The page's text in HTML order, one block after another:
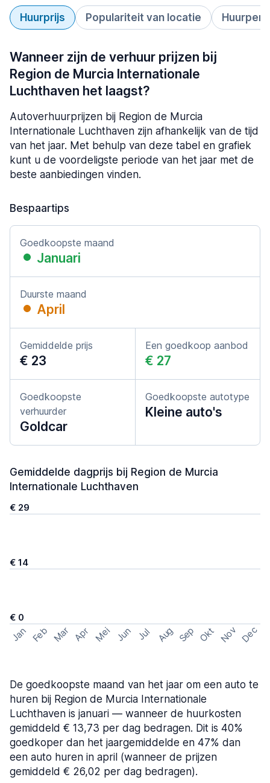
Huurprijs Populariteit van locatie
Wanneer zijn de verhuur prijzen bij
Region de Murcia Internationale
Luchthaven het laagst?
Autoverhuurprijzen bij Region de Murcia
Internationale Luchthaven zijn afhankelijk van de tijd
van het jaar. Met behulp van deze tabel en grafiek
kunt u de voordeligste periode van het jaar met de
beste aanbiedingen vinden.
Bespaartips
Goedkoopste maand
Januari
Duurste maand
April
Gemiddelde prijs
€ 23
Een goedkoop aanbod
€ 27
Goedkoopste
verhuurder
Goldcar
Goedkoopste autotype
Kleine auto's
Gemiddelde dagprijs bij Region de Murcia
Internationale Luchthaven
€ 29
€ 14
€ 0
Jan Feb Mar Apr Mei Jun Jul Aug Sep Okt Nov Dec
De goedkoopste maand van het jaar om een auto te
huren bij Region de Murcia Internationale
Luchthaven is januari — wanneer de huurkosten
gemiddeld € 13,73 per dag bedragen. Dit is 40%
goedkoper dan het jaargemiddelde en 47% dan
een auto huren in april (wanneer de prijzen
gemiddeld € 26,02 per dag bedragen).